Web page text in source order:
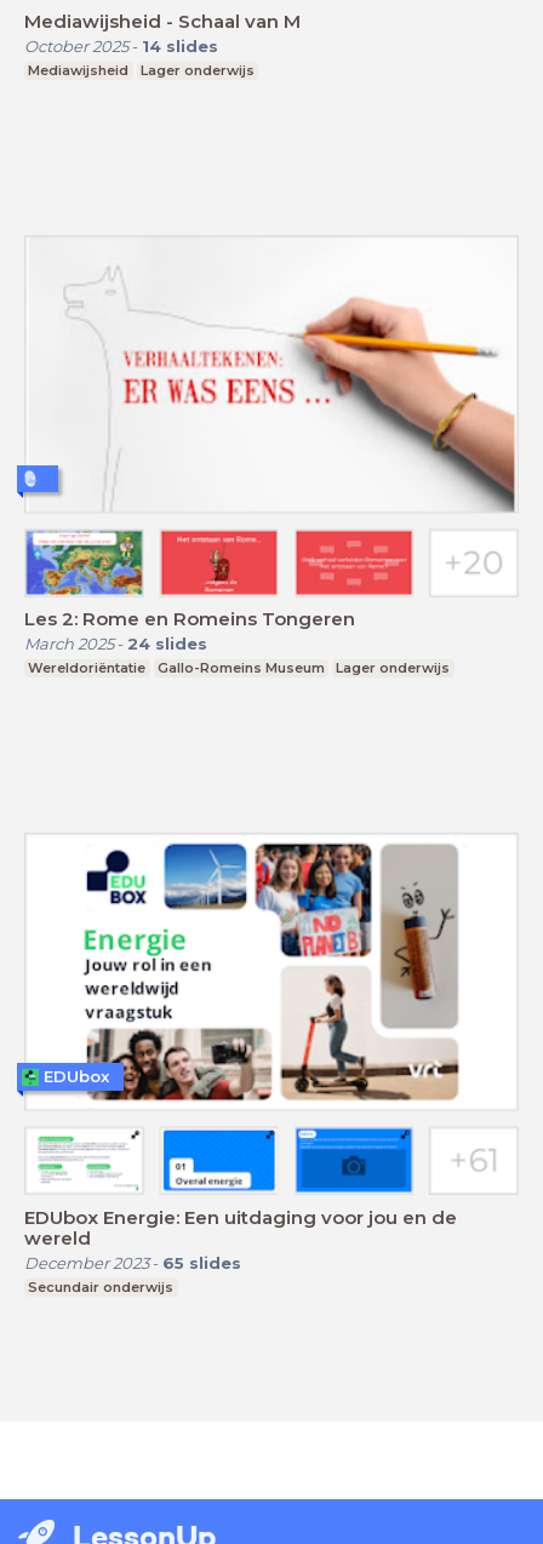
Mediawijsheid - Schaal van M
October 2025- 14 slides
Mediawijsheid Lager onderwijs
Les 2: Rome en Romeins Tongeren
March 2025- 24 slides
Wereldoriëntatie Gallo-Romeins Museum Lager onderwijs
EDUbox Energie: Een uitdaging voor jou en de
wereld
December 2023- 65 slides
Secundair onderwijs
EDUbox